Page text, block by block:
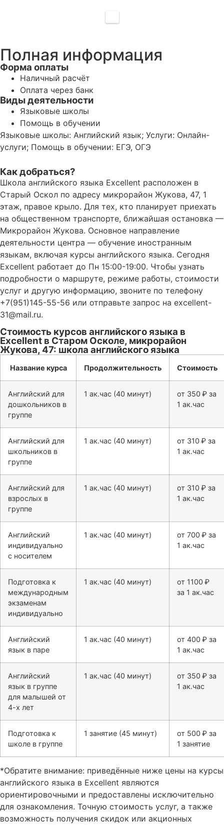
Полная информация
Форма оплаты
Наличный расчёт
Оплата через банк
Виды деятельности
Языковые школы
Помощь в обучении
Языковые школы: Английский язык; Услуги: Онлайн-
услуги; Помощь в обучении: ЕГЭ, ОГЭ
Как добраться?
Школа английского языка Excellent расположен в
Старый Оскол по адресу микрорайон Жукова, 47, 1
этаж, правое крыло. Для тех, кто планирует приехать
на общественном транспорте, ближайшая остановка —
Микрорайон Жукова. Основное направление
деятельности центра — обучение иностранным
языкам, включая курсы английского языка. Сегодня
Excellent работает до Пн 15:00-19:00. Чтобы узнать
подробности о маршруте, режиме работы, стоимости
услуг и другую информацию, звоните по телефону
+7(951)145-55-56 или отправьте запрос на excellent-
31@mail.ru.
Стоимость курсов английского языка в
Excellent в Старом Осколе, микрорайон
Жукова, 47: школа английского языка
Название курса Продолжительность Стоимость
Английский для
дошкольников в
группе
1 ак.час (40 минут)
от 350 ₽ за
1 ак.час
Английский для
школьников в
группе
1 ак.час (40 минут)
от 310 ₽ за
1 ак.час
Английский для
взрослых в
группе
1 ак.час (40 минут)
от 310 ₽ за
1 ак.час
Английский
индивидуально
с носителем
1 ак.час (40 минут)
от 700 ₽ за
1 ак.час
Подготовка к
международным
экзаменам
индивидуально
1 ак.час (40 минут)
от 1100 ₽
за 1 ак.час
Английский
язык в паре
1 ак.час (40 минут)
от 400 ₽ за
1 ак.час
Английский
язык в группе
для малышей от
4-х лет
1 ак.час (40 минут)
от 350 ₽ за
1 ак.час
Подготовка к
школе в группе
1 занятие (45 минут)
от 500 ₽ за
1 занятие
*Обратите внимание: приведённые ниже цены на курсы
английского языка в Excellent являются
ориентировочными и предоставлены исключительно
для ознакомления. Точную стоимость услуг, а также
возможность получения скидок или акционных